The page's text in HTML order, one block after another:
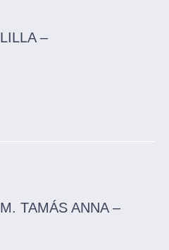
LILLA –
M. TAMÁS ANNA –